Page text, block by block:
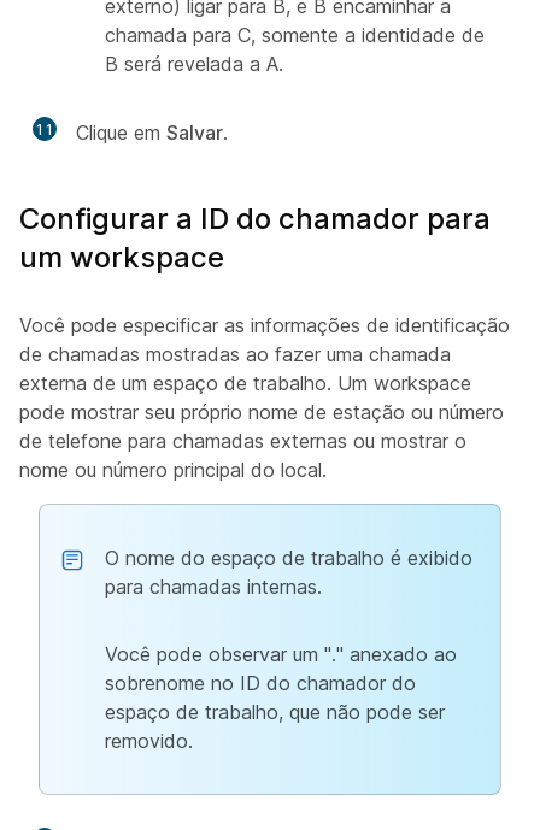
externo) ligar para B, e B encaminhar a
chamada para C, somente a identidade de
B será revelada a A.
11 Clique em Salvar.
Configurar a ID do chamador para
um workspace
Você pode especificar as informações de identificação
de chamadas mostradas ao fazer uma chamada
externa de um espaço de trabalho. Um workspace
pode mostrar seu próprio nome de estação ou número
de telefone para chamadas externas ou mostrar o
nome ou número principal do local.
O nome do espaço de trabalho é exibido
para chamadas internas.
Você pode observar um "." anexado ao
sobrenome no ID do chamador do
espaço de trabalho, que não pode ser
removido.